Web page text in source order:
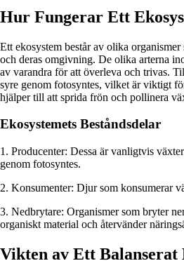
Hur Fungerar Ett
Ett ekosystem består av olika
och deras omgivning. De olika arterna
av varandra för att överleva och trivas.
syre genom fotosyntes, vilket är viktigt
hjälper till att sprida frön och pollinera
Ekosystemets Beståndsdelar
1. Producenter: Dessa är vanligtvis
genom fotosyntes.
2. Konsumenter: Djur som konsumerar
3. Nedbrytare: Organismer som bryter
organiskt material och återvänder
Vikten av Ett Balanserat